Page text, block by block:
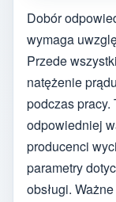
Dobór
wymaga
Przede
natężenie
podczas
odpowiedniej
producenci
parametry
obsługi.